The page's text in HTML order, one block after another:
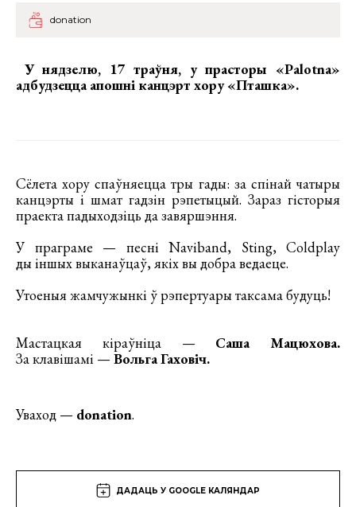
donation
У нядзелю, 17 траўня, у прасторы «Palotna»
адбудзеццаапошні канцэрт хору «Пташка».
Сёлета хору спаўняецца тры гады: за спінай чатыры
канцэрты і шмат гадзін рэпетыцый. Зараз гісторыя
праекта падыходзіць да завяршэння.
У праграме — песні Naviband, Sting, Coldplay
ды іншых выканаўцаў, якіх вы добра ведаеце.
Утоеныя жамчужынкі ў рэпертуары таксама будуць!
Мастацкая кіраўніца — Саша Мацюхова.
За клавішамі —Вольга Гаховіч.
Уваход — donation.
ДАДАЦЬ У GOOGLE КАЛЯНДАР